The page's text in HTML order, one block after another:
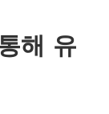
해 유